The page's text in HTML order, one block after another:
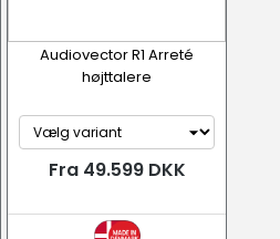
Audiovector R1 Arreté
højttalere
Fra 49.599 DKK